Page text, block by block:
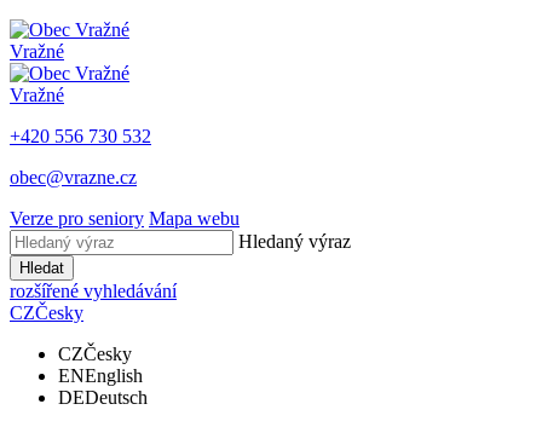
Vražné
Vražné
+420 556 730 532
obec@vrazne.cz
Verze pro seniory Mapa webu
Hledaný výraz
Hledat
rozšířené vyhledávání
CZČesky
CZČesky
ENEnglish
DEDeutsch